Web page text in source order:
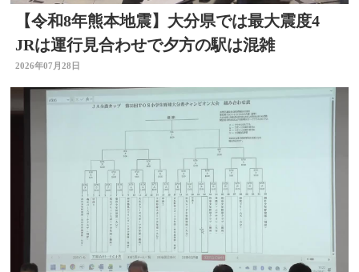
【令和8年熊本地震】大分県では最大震度4
JRは運行見合わせで夕方の駅は混雑
2026年07月28日